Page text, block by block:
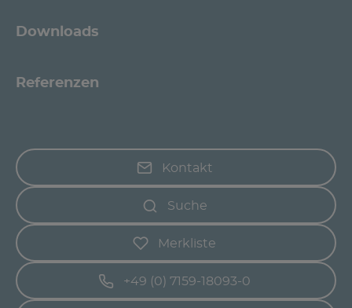
Downloads
Referenzen
Kontakt
Suche
Merkliste
+49 (0) 7159-18093-0